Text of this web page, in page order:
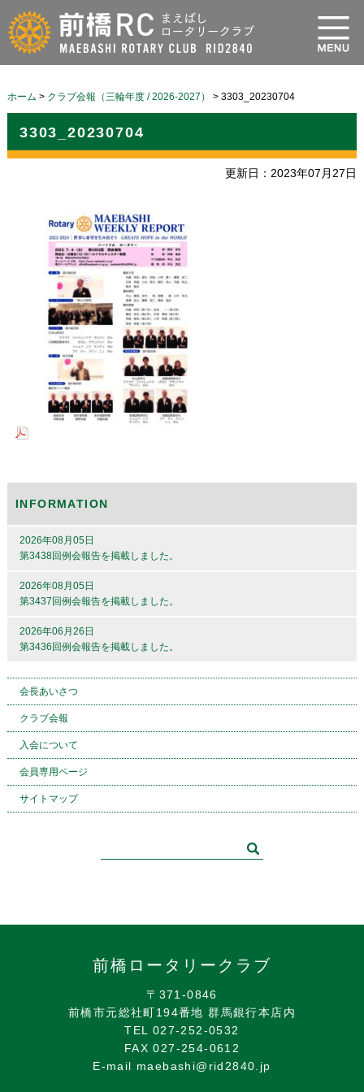
ホーム > クラブ会報（三輪年度 / 2026-2027） > 3303_20230704
3303_20230704
更新日：2023年07月27日
INFORMATION
2026年08月05日
第3438回例会報告を掲載しました。
2026年08月05日
第3437回例会報告を掲載しました。
2026年06月26日
第3436回例会報告を掲載しました。
会長あいさつ
クラブ会報
入会について
会員専用ページ
サイトマップ
前橋ロータリークラブ
〒371-0846
前橋市元総社町194番地 群馬銀行本店内
TEL 027-252-0532
FAX 027-254-0612
E-mail maebashi@rid2840.jp